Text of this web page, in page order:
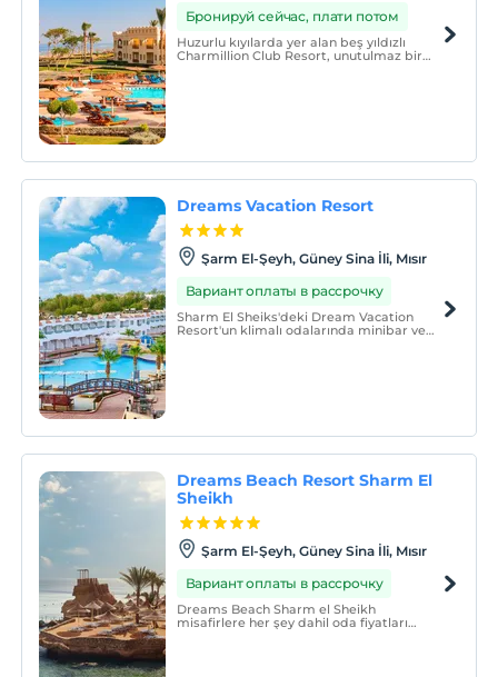
Бронируй сейчас, плати потом
Huzurlu kıyılarda yer alan beş yıldızlı
Charmillion Club Resort, unutulmaz bir
Dreams Vacation Resort
Şarm El-Şeyh, Güney Sina İli, Mısır
Вариант оплаты в рассрочку
Sharm El Sheiks'deki Dream Vacation
Resort'un klimalı odalarında minibar ve
Dreams Beach Resort Sharm El
Sheikh
Şarm El-Şeyh, Güney Sina İli, Mısır
Вариант оплаты в рассрочку
Dreams Beach Sharm el Sheikh
misafirlere her şey dahil oda fiyatları